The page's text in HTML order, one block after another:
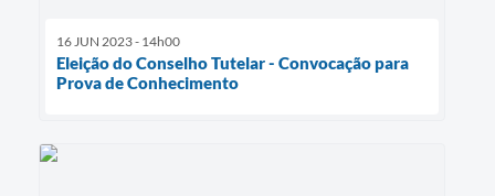
16 JUN 2023 - 14h00
Eleição do Conselho Tutelar - Convocação para
Prova de Conhecimento